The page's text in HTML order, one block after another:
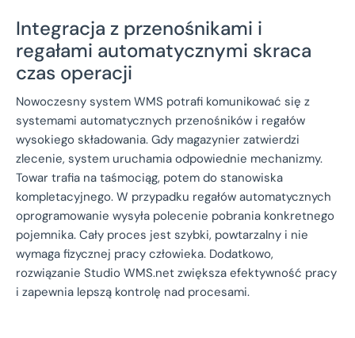
Integracja z przenośnikami i
regałami automatycznymi skraca
czas operacji
Nowoczesny system WMS potrafi komunikować się z
systemami automatycznych przenośników i regałów
wysokiego składowania. Gdy magazynier zatwierdzi
zlecenie, system uruchamia odpowiednie mechanizmy.
Towar trafia na taśmociąg, potem do stanowiska
kompletacyjnego. W przypadku regałów automatycznych
oprogramowanie wysyła polecenie pobrania konkretnego
pojemnika. Cały proces jest szybki, powtarzalny i nie
wymaga fizycznej pracy człowieka. Dodatkowo,
rozwiązanie Studio WMS.net zwiększa efektywność pracy
i zapewnia lepszą kontrolę nad procesami.